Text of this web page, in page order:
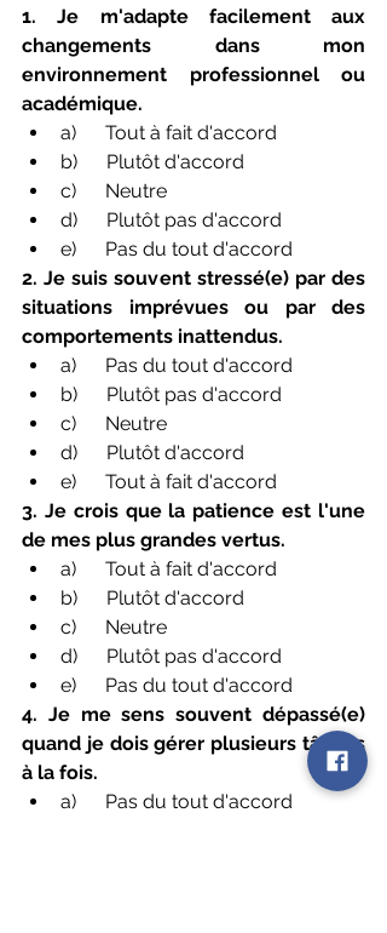
1. Je m'adapte facilement aux
changements dans mon
environnement professionnel ou
académique.
a)      Tout à fait d'accord
b)      Plutôt d'accord
c)      Neutre
d)      Plutôt pas d'accord
e)      Pas du tout d'accord
2. Je suis souvent stressé(e) par des
situations imprévues ou par des
comportements inattendus.
a)      Pas du tout d'accord
b)      Plutôt pas d'accord
c)      Neutre
d)      Plutôt d'accord
e)      Tout à fait d'accord
3. Je crois que la patience est l'une
de mes plus grandes vertus.
a)      Tout à fait d'accord
b)      Plutôt d'accord
c)      Neutre
d)      Plutôt pas d'accord
e)      Pas du tout d'accord
4. Je me sens souvent dépassé(e)
quand je dois gérer plusieurs tâches
à la fois.
a)      Pas du tout d'accord